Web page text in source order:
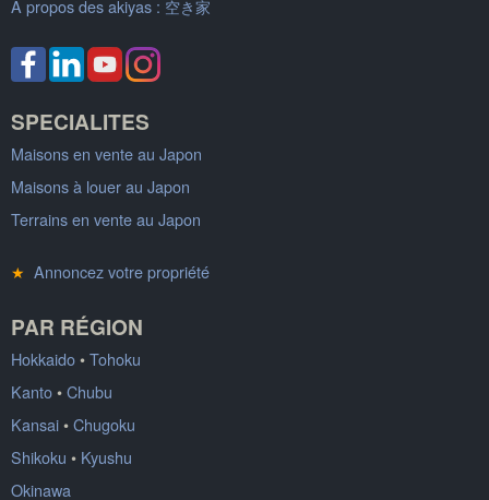
À propos des akiyas : 空き家
SPECIALITES
Maisons en vente au Japon
Maisons à louer au Japon
Terrains en vente au Japon
★ Annoncez votre propriété
PAR RÉGION
Hokkaido•Tohoku
Kanto•Chubu
Kansai•Chugoku
Shikoku • Kyushu
Okinawa